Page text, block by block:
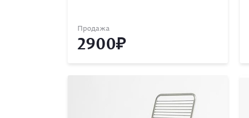
Продажа
2900